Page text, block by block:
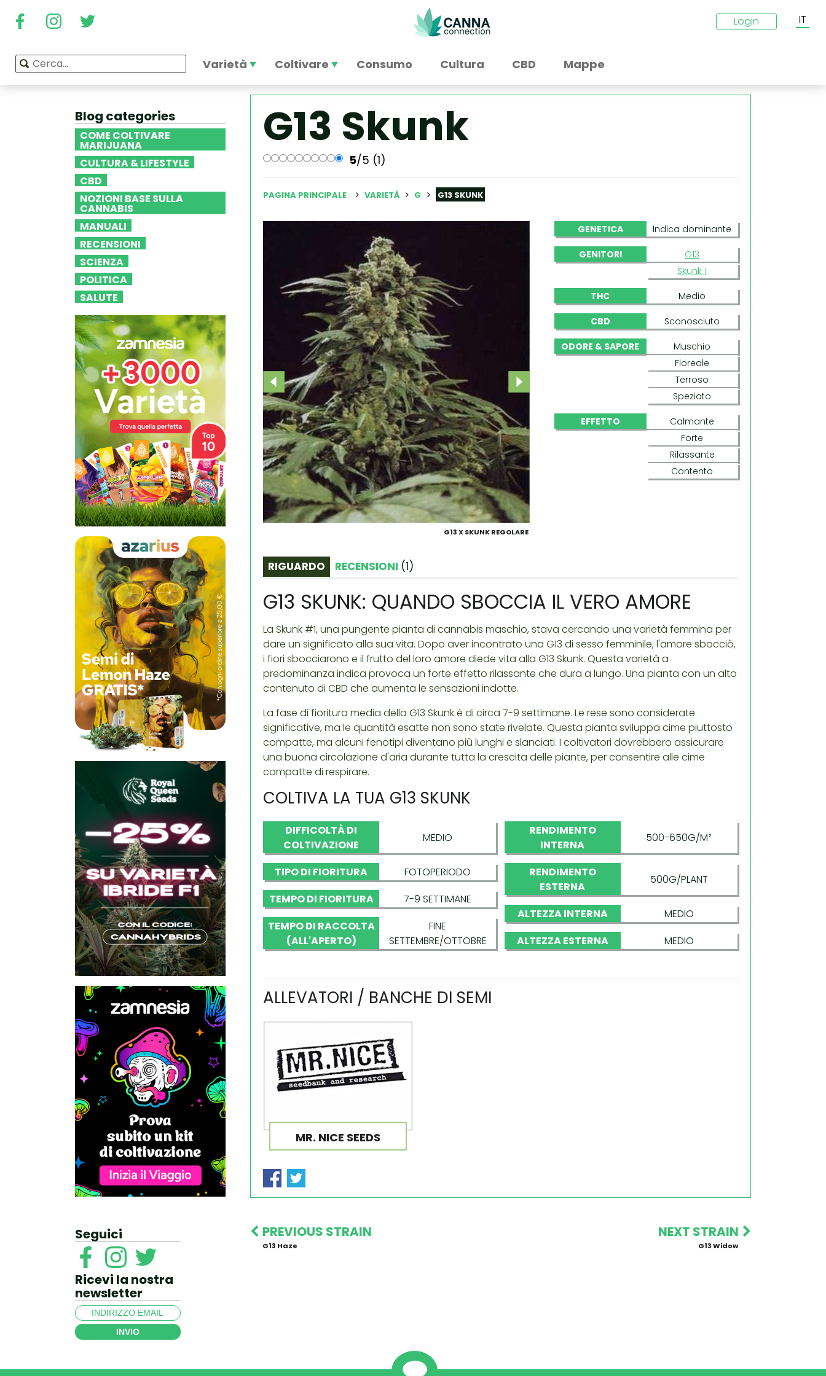
Login IT
Varietà Coltivare Consumo Cultura CBD Mappe
Blog categories
COME COLTIVARE
MARIJUANA
CULTURA & LIFESTYLE
CBD
NOZIONI BASE SULLA
CANNABIS
MANUALI
RECENSIONI
SCIENZA
POLITICA
SALUTE
Seguici
Ricevi la nostra
newsletter
INVIO
G13 Skunk
5/5 (1)
PAGINA PRINCIPALE VARIETÀ G G13 SKUNK
G13 X SKUNK REGOLARE
GENETICA Indica dominante
GENITORI
G13
Skunk 1
THC Medio
CBD Sconosciuto
ODORE & SAPORE
Muschio
Floreale
Terroso
Speziato
EFFETTO
Calmante
Forte
Rilassante
Contento
RIGUARDO RECENSIONI (1)
G13 SKUNK: QUANDO SBOCCIA IL VERO AMORE
La Skunk #1, una pungente pianta di cannabis maschio, stava cercando una varietà femmina per
dare un significato alla sua vita. Dopo aver incontrato una G13 di sesso femminile, l'amore sbocciò,
i fiori sbocciarono e il frutto del loro amore diede vita alla G13 Skunk. Questa varietà a
predominanza indica provoca un forte effetto rilassante che dura a lungo. Una pianta con un alto
contenuto di CBD che aumenta le sensazioni indotte.
La fase di fioritura media della G13 Skunk è di circa 7-9 settimane. Le rese sono considerate
significative, ma le quantità esatte non sono state rivelate. Questa pianta sviluppa cime piuttosto
compatte, ma alcuni fenotipi diventano più lunghi e slanciati. I coltivatori dovrebbero assicurare
una buona circolazione d'aria durante tutta la crescita delle piante, per consentire alle cime
compatte di respirare.
COLTIVA LA TUA G13 SKUNK
DIFFICOLTÀ DI
COLTIVAZIONE
MEDIO
TIPO DI FIORITURA
FOTOPERIODO
TEMPO DI FIORITURA
7-9 SETTIMANE
TEMPO DI RACCOLTA
(ALL'APERTO)
FINE
SETTEMBRE/OTTOBRE
RENDIMENTO
INTERNA
500-650G/M²
RENDIMENTO
ESTERNA
500G/PLANT
ALTEZZA INTERNA
MEDIO
ALTEZZA ESTERNA
MEDIO
ALLEVATORI / BANCHE DI SEMI
MR. NICE SEEDS
PREVIOUS STRAIN
G13 Haze
NEXT STRAIN
G13 Widow